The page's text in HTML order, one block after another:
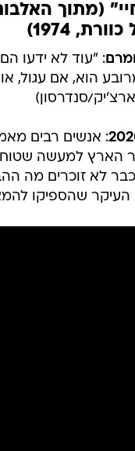
(מתוך
1974)
: "עוד לא ידעו
הוא, אם עגול,
סנדרסון)
: אנשים רבים
הארץ למעשה שטוח.
כבר לא זוכרים מה
שהספיקו